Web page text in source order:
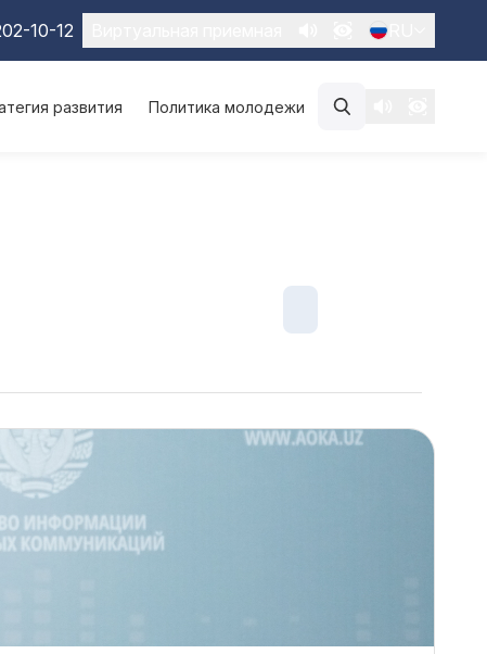
10-12
развития Политика молодежи